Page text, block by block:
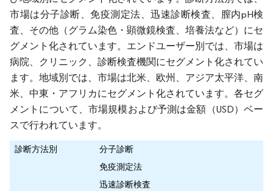
市場は分子診断、免疫測定法、迅速診断検査、膣内pH検
査、その他（グラム染色・顕微鏡検査、培養法など）にセ
グメント化されています。エンドユーザー別では、市場は
病院、クリニック、診断検査機関にセグメント化されてい
ます。地域別では、市場は北米、欧州、アジア太平洋、南
米、中東・アフリカにセグメント化されています。各セグ
メントについて、市場規模および予測は金額（USD）ベー
スで行われています。
診断方法別
分子診断
免疫測定法
迅速診断検査